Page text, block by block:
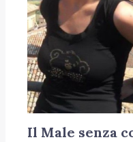
Il Male senza